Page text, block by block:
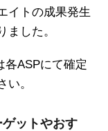
イトの成果発生
した。
各ASPにて確定
。
ットやおす